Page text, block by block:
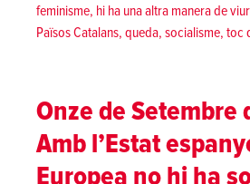
Tags:
feminisme, hi ha una altra manera de
Països Catalans, queda, socialisme, toc
Onze de Setembre
Amb l’Estat
Europea no hi ha